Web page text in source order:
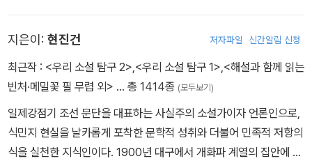
아온 염상섭은 ＜해방의 아들＞을 발표하며 다시금 문학 활동을 이어
가고, ≪경향신문≫ 창간 당시 편집국장으로 근무하기도 한다. 해방의
할과 신탁 통치, 남북 분단 등의 혼란한 사회 현실의 모습을 ＜엉덩이
에 남은 발자국＞, ＜삼팔선＞, ≪효풍≫ 등의 작품을 통해 세밀하게
그려 낸다. 1950년 6월 25일 한국 전쟁이 발발하지만 염상섭은 피
난을 떠나지 못한다. 9·28 서울 수복, 10·25 중공군 개입, 1951년 1·
4 후퇴의 혼란 속에서, 염상섭은 윤백남, 이무영 등과 함께 해군에 입
〈쑥국새〉, 〈순공있는 일요일〉, 〈사호일단〉 등을, 1938년에는 〈탁류〉
와 〈금의 열정〉 등의 일제강점기 세태를 풍자한 작품을 발표한다. 특
으로 보여주는 작품이다. 또한 1940년에 〈치안속의 풍속〉, 〈냉동어〉
등의 단편 소설을 발표한 그는 1945년 고향으로 내려가 광복 후에
〈민족의 죄인〉 등을 발표하지만 1950년에 생을 마감한다.
을 쓰기 시작했다. 춘원의 『무정』을 읽고 크게 감명받고 동경에 있는
춘원과 여러 차례 편지를 주고받았으며, 1924년 「토혈」, 「고국」으로
등단했다. 1925년에 조선문단사에 입사하여 중견 작가로 인정받기
가협회의 간사직을 맡았으며 전 해에 휴간한 조선문단을 남진우가 인
수하여 1월에 다시 입사하지만 4월에 또 실직했다. 위문 협착증을 앓
던 그는 대수술 중에 과다 출혈로 1932년에 세상을 떠났다. 그의 문
지은이: 현진건 저자파일 신간알림 신청
최근작 : <우리 소설 탐구 2>,<우리 소설 탐구 1>,<해설과 함께 읽는
빈처·메밀꽃 필 무렵 외> … 총 1414종 (모두보기)
일제강점기 조선 문단을 대표하는 사실주의 소설가이자 언론인으로,
식민지 현실을 날카롭게 포착한 문학적 성취와 더불어 민족적 저항의
식을 실천한 지식인이다. 1900년 대구에서 개화파 계열의 집안에 태